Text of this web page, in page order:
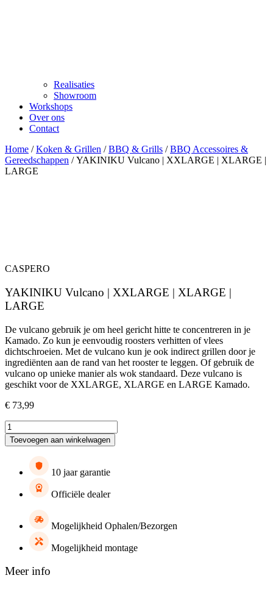
Realisaties
Showroom
Workshops
Over ons
Contact
Home /Koken & Grillen /BBQ & Grills /BBQ Accessoires &
Gereedschappen / YAKINIKU Vulcano | XXLARGE | XLARGE |
LARGE
CASPERO
YAKINIKU Vulcano | XXLARGE | XLARGE |
LARGE
De vulcano gebruik je om heel gericht hitte te concentreren in je
Kamado. Zo kun je eenvoudig roosters verhitten of vlees
dichtschroeien. Met de vulcano kun je ook indirect grillen door je
ingrediënten aan de rand van het rooster te leggen. Of gebruik de
vulcano op unieke manier als wok standaard. Deze vulcano is
geschikt voor de XXLARGE, XLARGE en LARGE Kamado.
€ 73,99
YAKINIKU
Vulcano
|
XXLARGE
XLARGE
hoeveelheid
Toevoegen aan winkelwagen
10 jaar garantie
Officiële dealer
Mogelijkheid Ophalen/Bezorgen
Mogelijkheid montage
Meer info